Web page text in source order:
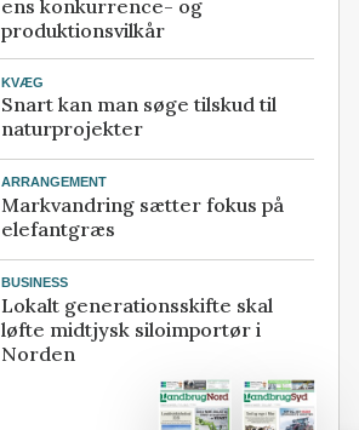
ens konkurrence- og
produktionsvilkår
KVÆG
Snart kan man søge tilskud til
naturprojekter
ARRANGEMENT
Markvandring sætter fokus på
elefantgræs
BUSINESS
Lokalt generationsskifte skal
løfte midtjysk siloimportør i
Norden